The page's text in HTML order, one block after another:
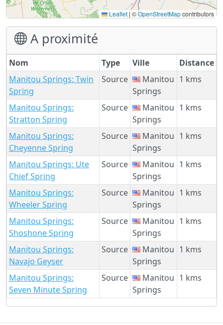
Leaflet|©OpenStreetMapcontributors
A proximité
Nom Type Ville
Distance
Manitou Springs: Twin
Spring
Source
Manitou
Springs
1 kms
Manitou Springs:
Stratton Spring
Source
Manitou
Springs
1 kms
Manitou Springs:
Cheyenne Spring
Source
Manitou
Springs
1 kms
Manitou Springs: Ute
Chief Spring
Source
Manitou
Springs
1 kms
Manitou Springs:
Wheeler Spring
Source
Manitou
Springs
1 kms
Manitou Springs:
Shoshone Spring
Source
Manitou
Springs
1 kms
Manitou Springs:
Navajo Geyser
Source
Manitou
Springs
1 kms
Manitou Springs:
Seven Minute Spring
Source
Manitou
Springs
1 kms